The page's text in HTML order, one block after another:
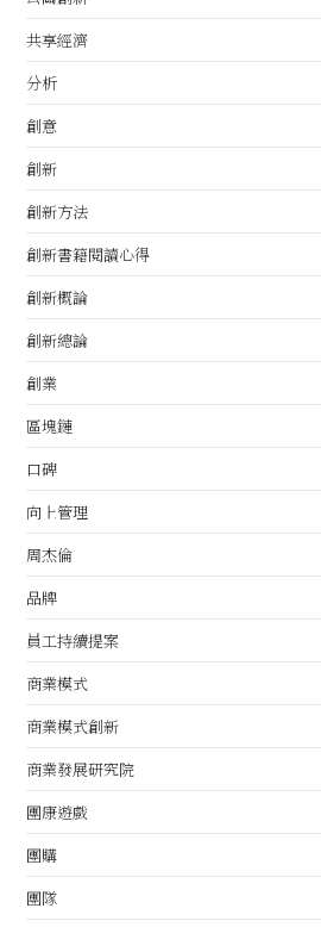
共享經濟
分析
創意
創新
創新方法
創新書籍閱讀心得
創新概論
創新總論
創業
區塊鏈
口碑
向上管理
周杰倫
品牌
員工持續提案
商業模式
商業模式創新
商業發展研究院
團康遊戲
團購
團隊